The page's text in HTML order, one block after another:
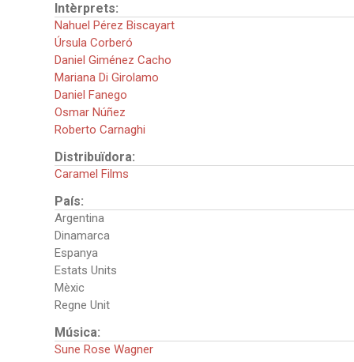
Intèrprets:
Nahuel Pérez Biscayart
Úrsula Corberó
Daniel Giménez Cacho
Mariana Di Girolamo
Daniel Fanego
Osmar Núñez
Roberto Carnaghi
Distribuïdora:
Caramel Films
País:
Argentina
Dinamarca
Espanya
Estats Units
Mèxic
Regne Unit
Música:
Sune Rose Wagner